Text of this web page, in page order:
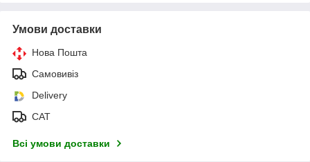
Умови доставки
Нова Пошта
Самовивіз
Delivery
САТ
Всі умови доставки